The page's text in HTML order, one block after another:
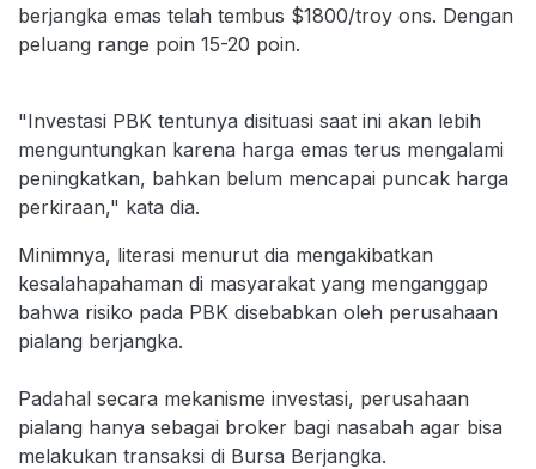
berjangka emas telah tembus $1800/troy ons. Dengan
peluang range poin 15-20 poin.
"Investasi PBK tentunya disituasi saat ini akan lebih
menguntungkan karena harga emas terus mengalami
peningkatkan, bahkan belum mencapai puncak harga
perkiraan," kata dia.
Minimnya, literasi menurut dia mengakibatkan
kesalahapahaman di masyarakat yang menganggap
bahwa risiko pada PBK disebabkan oleh perusahaan
pialang berjangka.
Padahal secara mekanisme investasi, perusahaan
pialang hanya sebagai broker bagi nasabah agar bisa
melakukan transaksi di Bursa Berjangka.